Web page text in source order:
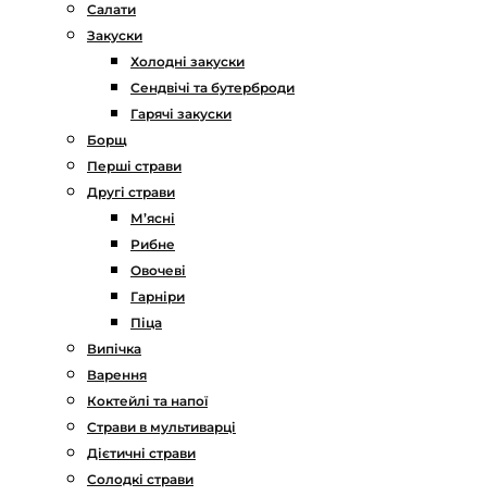
Салати
Закуски
Холодні закуски
Сендвічі та бутерброди
Гарячі закуски
Борщ
Перші страви
Другі страви
М’ясні
Рибне
Овочеві
Гарніри
Піца
Випічка
Варення
Коктейлі та напої
Страви в мультиварці
Дієтичні страви
Солодкі страви